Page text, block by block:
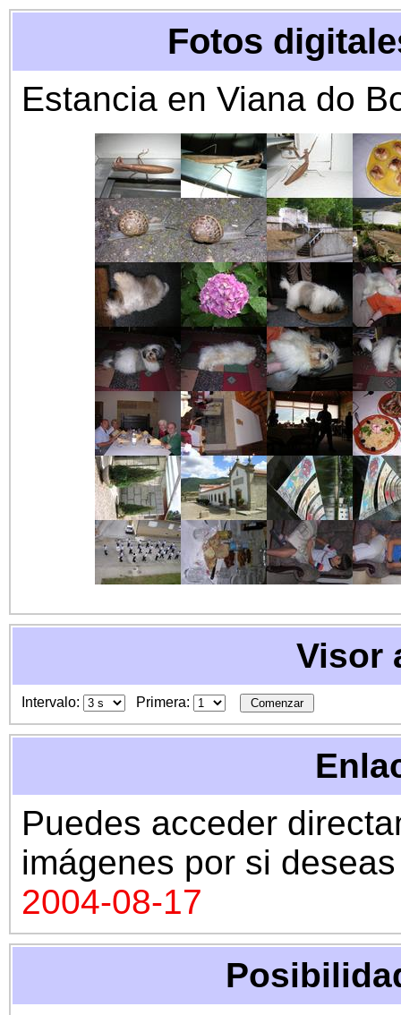
Fotos
Estancia en Viana do
Visor
Intervalo: Primera:
Puedes acceder
imágenes por si
2004-08-17